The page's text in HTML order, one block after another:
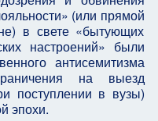
(или прямой
в свете «бытующих
настроений» были
антисемитизма
на выезд
поступлении в вузы)
эпохи.